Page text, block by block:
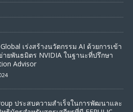
เร่งสร้างนวัตกรรม AI ด้วยการเข้า
ายพันธมิตร NVIDIA ในฐานะที่ปรึกษา
Advisor
ประสบความสำเร็จในการพัฒนาและ